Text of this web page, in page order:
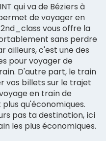
qui va de Béziers à
de voyager en
vous offre la
sans perdre
ailleurs, c'est une des
pour voyager de
D'autre part, le train
vos billets sur le trajet
en train de
qu'économiques.
pas ta destination, ici
les plus économiques.